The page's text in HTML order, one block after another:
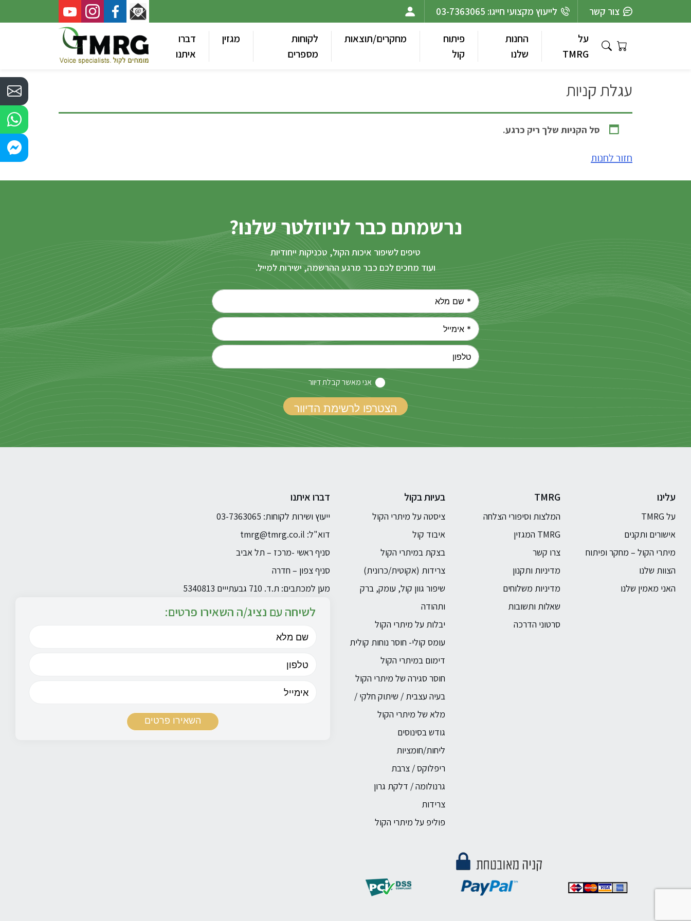
צור קשר לייעוץ מקצועי חייגו: 03-7363065
על
TMRG
החנות
שלנו
פיתוח
קול
מחקרים/תוצאות
לקוחות
מספרים
מגזין
דברו
איתנו
עגלת קניות
סל הקניות שלך ריק כרגע.
חזור לחנות
נרשמתם כבר לניוזלטר שלנו?
טיפים לשיפור איכות הקול, טכניקות ייחודיות
ועוד מחכים לכם כבר מרגע ההרשמה, ישירות למייל.
אני מאשר קבלת דיוור
עלינו
על TMRG
אישורים ותקנים
מיתרי הקול – מחקר ופיתוח
הצוות שלנו
האני מאמין שלנו
TMRG
המלצות וסיפורי הצלחה
TMRG המגזין
צרו קשר
מדיניות ותקנון
מדיניות משלוחים
שאלות ותשובות
סרטוני הדרכה
בעיות בקול
ציסטה על מיתרי הקול
איבוד קול
בצקת במיתרי הקול
צרידות (אקוטית/כרונית)
שיפור גוון קול, עומק, ברק
ותהודה
יבלות על מיתרי הקול
עומס קולי- חוסר נוחות קולית
דימום במיתרי הקול
חוסר סגירה של מיתרי הקול
בעיה עצבית / שיתוק חלקי /
מלא של מיתרי הקול
גודש בסינוסים
ליחות/חומציות
ריפלוקס / צרבת
גרנולומה / דלקת גרון
צרידות
פוליפ על מיתרי הקול
דברו איתנו
ייעוץ ושירות לקוחות: 03-7363065
דוא"ל: tmrg@tmrg.co.il
סניף ראשי -מרכז – תל אביב
סניף צפון – חדרה
מען למכתבים: ת.ד. 710 גבעתייים 5340813
לשיחה עם נציג/ה השאירו פרטים: